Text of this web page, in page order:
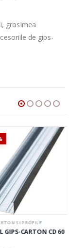
grosimea
de gips-
SI PROFILE
CARTON CD 60/